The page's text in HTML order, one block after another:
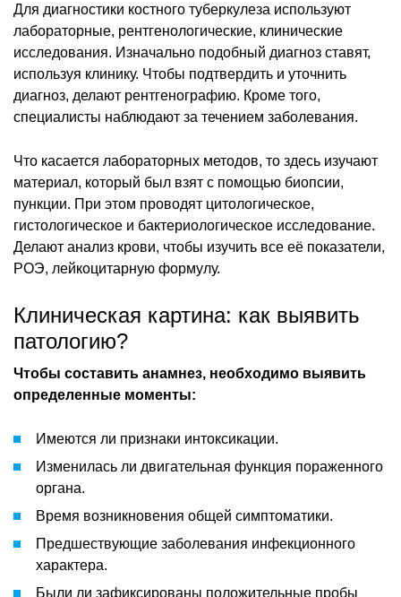
Для диагностики костного туберкулеза используют
лабораторные, рентгенологические, клинические
исследования. Изначально подобный диагноз ставят,
используя клинику. Чтобы подтвердить и уточнить
диагноз, делают рентгенографию. Кроме того,
специалисты наблюдают за течением заболевания.
Что касается лабораторных методов, то здесь изучают
материал, который был взят с помощью биопсии,
пункции. При этом проводят цитологическое,
гистологическое и бактериологическое исследование.
Делают анализ крови, чтобы изучить все её показатели,
РОЭ, лейкоцитарную формулу.
Клиническая картина: как выявить
патологию?
Чтобы составить анамнез, необходимо выявить
определенные моменты:
Имеются ли признаки интоксикации.
Изменилась ли двигательная функция пораженного
органа.
Время возникновения общей симптоматики.
Предшествующие заболевания инфекционного
характера.
Были ли зафиксированы положительные пробы